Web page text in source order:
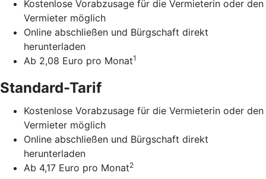
Kostenlose Vorabzusage für die Vermieterin oder den
Vermieter möglich
Online abschließen und Bürgschaft direkt
herunterladen
Ab 2,08 Euro pro Monat1
Standard-Tarif
Kostenlose Vorabzusage für die Vermieterin oder den
Vermieter möglich
Online abschließen und Bürgschaft direkt
herunterladen
Ab 4,17 Euro pro Monat2